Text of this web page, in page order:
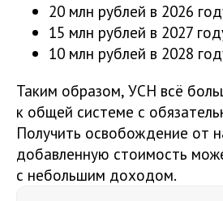
20 млн рублей в 2026
15 млн рублей в 2027
10 млн рублей в 2028
Таким образом, УСН всё
к общей системе с
Получить освобождение от
добавленную стоимость
с небольшим доходом.